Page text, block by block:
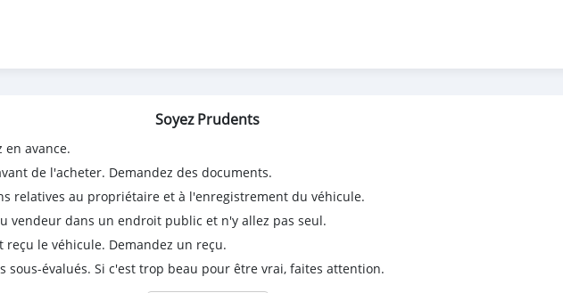
Soyez Prudents
en avance.
de l'acheter. Demandez des documents.
relatives au propriétaire et à l'enregistrement du véhicule.
vendeur dans un endroit public et n'y allez pas seul.
reçu le véhicule. Demandez un reçu.
sous-évalués. Si c'est trop beau pour être vrai, faites attention.